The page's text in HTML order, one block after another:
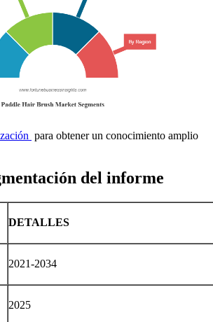
para obtener un conocimiento amplio
del informe
DETALLES
2021-2034
2025